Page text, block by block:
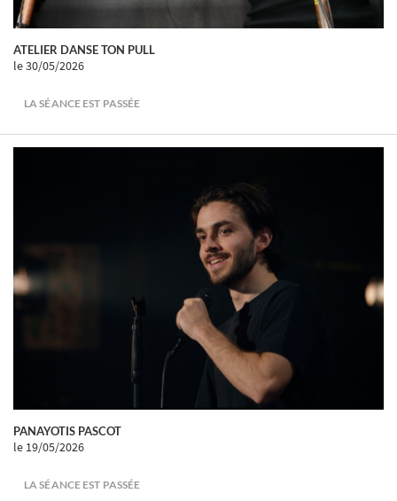
ATELIER DANSE TON PULL
le 30/05/2026
LA SÉANCE EST PASSÉE
PANAYOTIS PASCOT
le 19/05/2026
LA SÉANCE EST PASSÉE